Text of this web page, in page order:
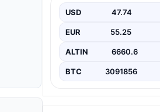
USD 47.74
EUR 55.25
ALTIN 6660.6
BTC 3091856